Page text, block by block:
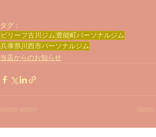
タグ：
ビリーフ古川ジム 豊能町パーソナルジム
兵庫県川西市パーソナルジム
当店からのお知らせ